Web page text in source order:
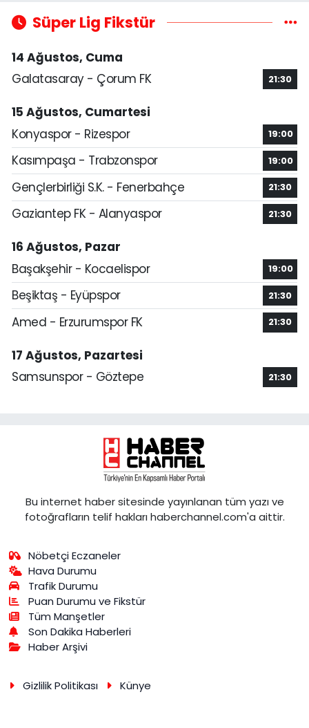
Süper Lig Fikstür
14 Ağustos, Cuma
Galatasaray - Çorum FK
21:30
15 Ağustos, Cumartesi
Konyaspor - Rizespor
19:00
Kasımpaşa - Trabzonspor 19:00
Gençlerbirliği S.K. - Fenerbahçe 21:30
Gaziantep FK - Alanyaspor 21:30
16 Ağustos, Pazar
Başakşehir - Kocaelispor
19:00
Beşiktaş - Eyüpspor 21:30
Amed - Erzurumspor FK 21:30
17 Ağustos, Pazartesi
Samsunspor - Göztepe
21:30
Bu internet haber sitesinde yayınlanan tüm yazı ve
fotoğrafların telif hakları haberchannel.com'a aittir.
Nöbetçi Eczaneler
Hava Durumu
Trafik Durumu
Puan Durumu ve Fikstür
Tüm Manşetler
Son Dakika Haberleri
Haber Arşivi
Gizlilik Politikası Künye